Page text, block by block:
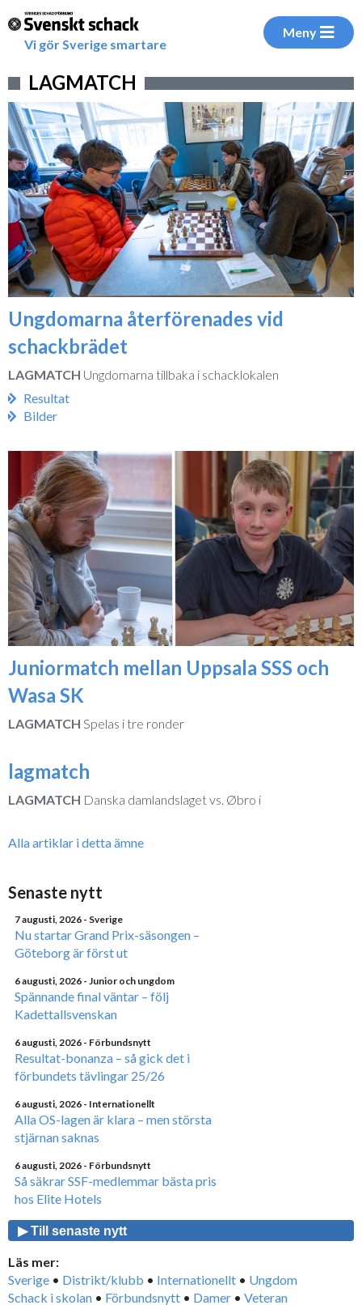
Vi gör Sverige smartare
Meny
LAGMATCH
Ungdomarna återförenades vid
schackbrädet
LAGMATCH Ungdomarna tillbaka i schacklokalen
Resultat
Bilder
Juniormatch mellan Uppsala SSS och
Wasa SK
LAGMATCH Spelas i tre ronder
lagmatch
LAGMATCH Danska damlandslaget vs. Øbro i
Alla artiklar i detta ämne
Senaste nytt
7 augusti, 2026 - Sverige
Nu startar Grand Prix-säsongen –
Göteborg är först ut
6 augusti, 2026 - Junior och ungdom
Spännande final väntar – följ
Kadettallsvenskan
6 augusti, 2026 - Förbundsnytt
Resultat-bonanza – så gick det i
förbundets tävlingar 25/26
6 augusti, 2026 - Internationellt
Alla OS-lagen är klara – men största
stjärnan saknas
6 augusti, 2026 - Förbundsnytt
Så säkrar SSF-medlemmar bästa pris
hos Elite Hotels
▶ Till senaste nytt
Läs mer:
Sverige • Distrikt/klubb • Internationellt • Ungdom
Schack i skolan • Förbundsnytt • Damer • Veteran